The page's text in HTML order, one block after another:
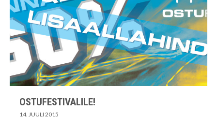
OSTUFESTIVALILE!
14. JUULI 2015